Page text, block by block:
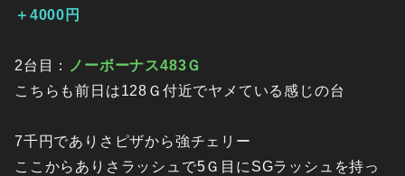
＋4000円
2台目：
ノーボーナス483Ｇ
こちらも前日は128Ｇ付近でヤメている感じの台
7千円でありさピザから強チェリー
ここからありさラッシュで5Ｇ目にSGラッシュを持っ